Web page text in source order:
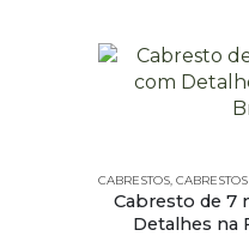
CABRESTOS
Cabresto de 7
Detalhes na